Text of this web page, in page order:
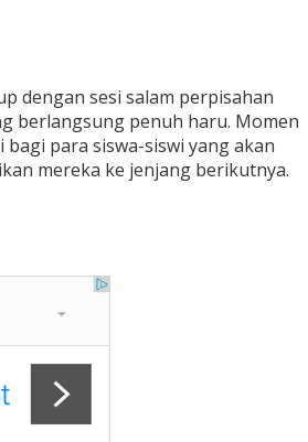
dengan sesi salam perpisahan
berlangsung penuh haru. Momen
para siswa-siswi yang akan
mereka ke jenjang berikutnya.